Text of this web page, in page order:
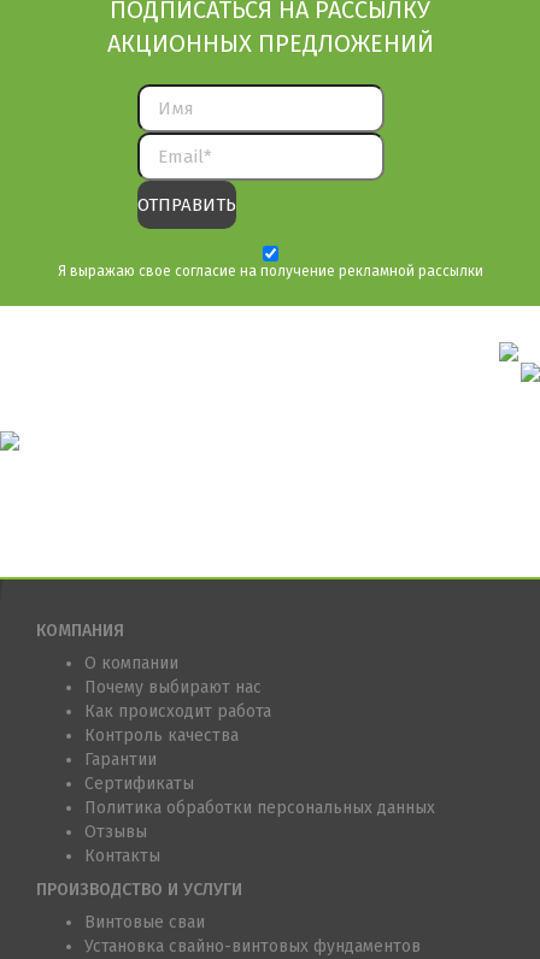
ПОДПИСАТЬСЯ НА РАССЫЛКУ
АКЦИОННЫХ ПРЕДЛОЖЕНИЙ
Я выражаю свое согласие на получение рекламной рассылки
КОМПАНИЯ
О компании
Почему выбирают нас
Как происходит работа
Контроль качества
Гарантии
Сертификаты
Политика обработки персональных данных
Отзывы
Контакты
ПРОИЗВОДСТВО И УСЛУГИ
Винтовые сваи
Установка свайно-винтовых фундаментов